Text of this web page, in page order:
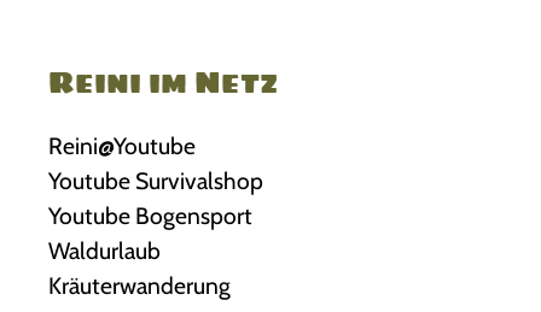
Reini im Netz
Reini@Youtube
Youtube Survivalshop
Youtube Bogensport
Waldurlaub
Kräuterwanderung